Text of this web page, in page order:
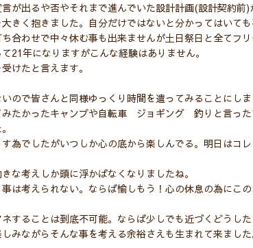
が出るや否やそれまで進んでいた設計計画(設計契約前
きく抱きました。自分だけではないと分かってはいても
合わせで中々休む事も出来ませんが土日祭日と全てフリ
21年になりますがこんな経験はありません。
けたと言えます。
ので皆さんと同様ゆっくり時間を遣ってみることにしま
みたかったキャンプや自転車 ジョギング 釣りと言った
為でしたがいつしか心の底から楽しんでる。明日はコ
な考えしか頭に浮かばなくなりましたね。
は考えられない。ならば愉しもう！心の休息の為にこ
することは到底不可能。ならば少しでも近づくどうし
みながらそんな事を考える余裕さえも生まれて来ました